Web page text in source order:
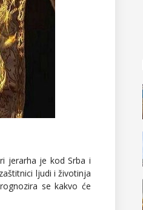
jerarha je kod Srba i
ljudi i životinja
se kakvo će